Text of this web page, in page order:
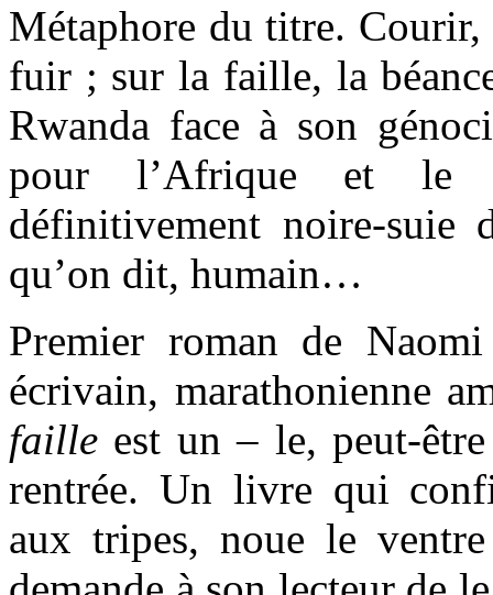
Métaphore du titre.
fuir ; sur la faille, la
Rwanda face à son
pour l’Afrique et le
définitivement noire-suie
qu’on dit, humain…
Premier roman de
écrivain, marathonienne
faille est un – le, peut-
rentrée. Un livre qui
aux tripes, noue le